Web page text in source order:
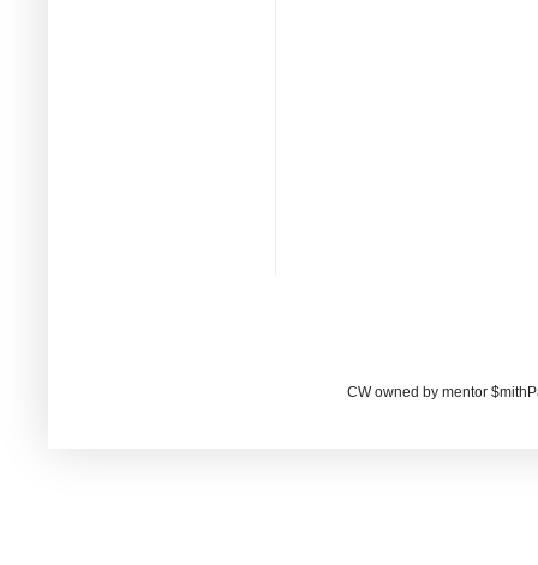
CW owned by mentor